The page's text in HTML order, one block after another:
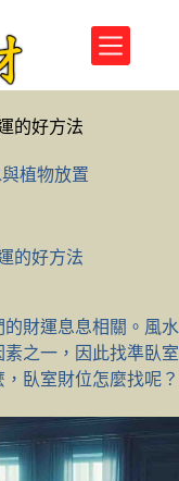
的好方法
植物放置
的好方法
財運息息相關。風水
之一，因此找準臥室
臥室財位怎麼找呢？